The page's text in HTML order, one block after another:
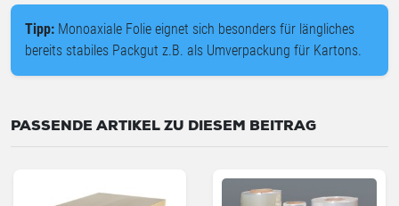
Tipp: Monoaxiale Folie eignet sich besonders für längliches
bereits stabiles Packgut z.B. als Umverpackung für Kartons.
PASSENDE ARTIKEL ZU DIESEM BEITRAG